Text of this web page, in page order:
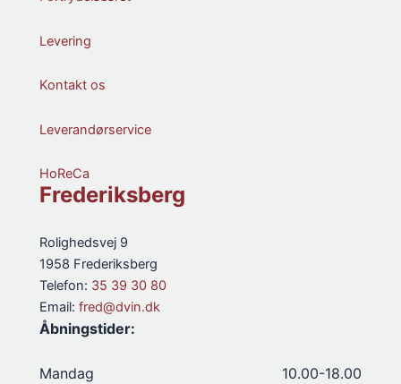
Levering
Kontakt os
Leverandørservice
HoReCa
Frederiksberg
Rolighedsvej 9
1958 Frederiksberg
Telefon: 35 39 30 80
Email: fred@dvin.dk
Åbningstider:
Mandag
10.00-18.00